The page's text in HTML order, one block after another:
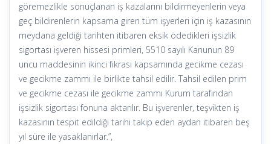
göremezlikle sonuçlanan iş kazalarını bildirmeyenlerin veya
geç bildirenlerin kapsama giren tüm işyerleri için iş kazasının
meydana geldiği tarihten itibaren eksik ödedikleri işsizlik
sigortası işveren hissesi primleri, 5510 sayılı Kanunun 89
uncu maddesinin ikinci fıkrası kapsamında gecikme cezası
ve gecikme zammı ile birlikte tahsil edilir. Tahsil edilen prim
ve gecikme cezası ile gecikme zammı Kurum tarafından
işsizlik sigortası fonuna aktarılır. Bu işverenler, teşvikten iş
kazasının tespit edildiği tarihi takip eden aydan itibaren beş
yıl süre ile yasaklanırlar.”,